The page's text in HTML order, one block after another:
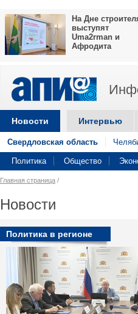
На Дне
выступят
Uma2rman и
Афродита
Новости Интервью
Свердловская область
Политика Общество
Главная страница /
Новости
Политика в регионе